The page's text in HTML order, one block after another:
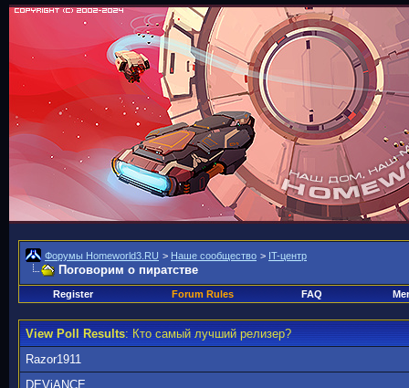
Форумы Homeworld3.RU > Наше сообщество > IT-центр
Поговорим о пиратстве
Register Forum Rules FAQ
View Poll Results: Кто самый лучший релизер?
Razor1911
DEViANCE